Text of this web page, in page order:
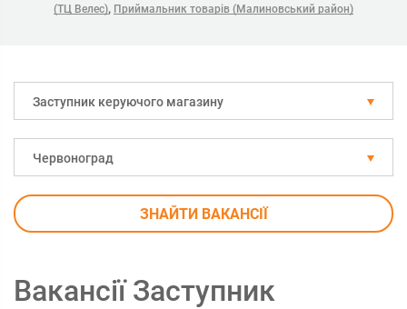
(ТЦ Велес), Приймальник товарів (Малиновський район)
Заступник керуючого магазину
Червоноград
ЗНАЙТИ ВАКАНСІЇ
Вакансії Заступник